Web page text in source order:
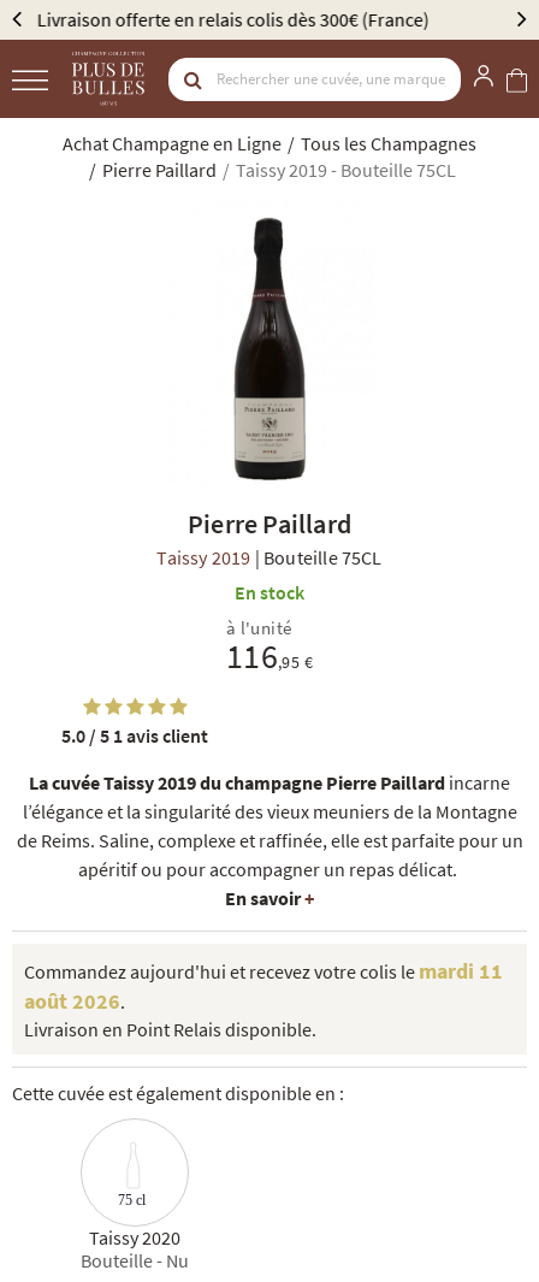
NOS COFFRETS DÉCOUVERTES
Élu Meilleur Caviste Champagne par Gault & Millau
Achat Champagne en Ligne
Tous les Champagnes
Pierre Paillard
Taissy 2019 - Bouteille 75CL
Pierre Paillard
Taissy 2019 | Bouteille 75CL
En stock
La cuvée Taissy 2019 du champagne Pierre Paillard incarne
l’élégance et la singularité des vieux meuniers de la Montagne
de Reims. Saline, complexe et raffinée, elle est parfaite pour un
apéritif ou pour accompagner un repas délicat.
En savoir+
à l'unité
116,95 €
5.0 / 5 1 avis client
Commandez aujourd'hui et recevez votre colis le mardi 11
août 2026.
Livraison en Point Relais disponible.
Cette cuvée est également disponible en :
75 cl
Taissy 2020
Bouteille - Nu